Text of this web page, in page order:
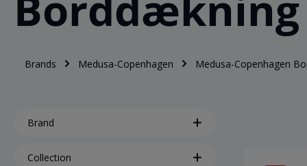
Brands Medusa-Copenhagen Medusa-Copenhagen
Brand
Collection